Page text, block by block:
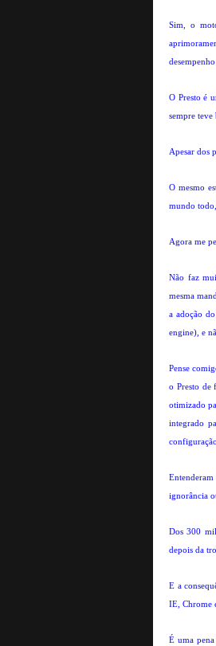
Sim, o
O Presto é
sempre teve
Apesar dos
O mesmo
mundo
Agora me
Não faz
mesma
a adoção
engine), e
Pense
o Presto de
otimizado
integrado
ignorância
Dos 300
depois da
E a
IE, Chrome
É uma